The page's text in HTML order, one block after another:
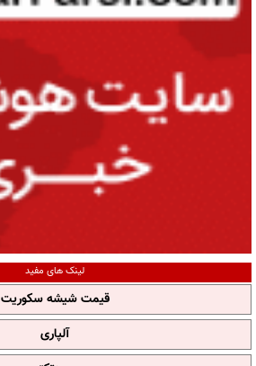
لینک های مفید
قیمت شیشه سکوریت
آلپاری